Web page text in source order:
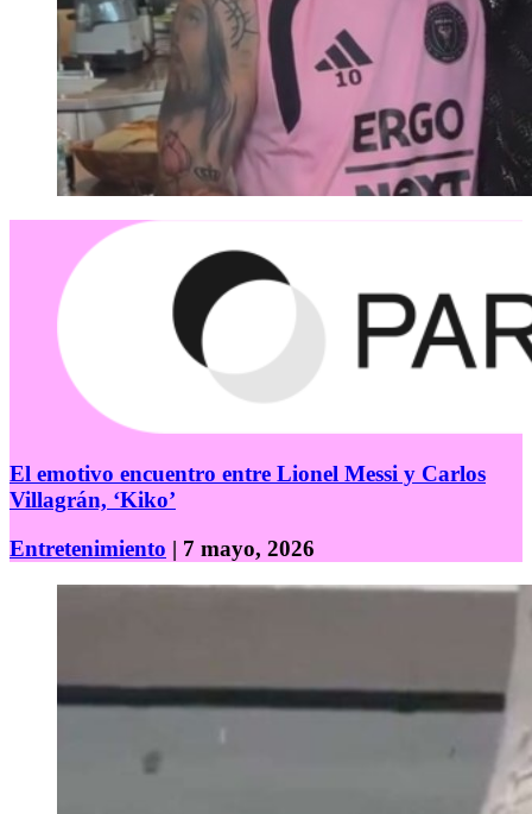
El emotivo encuentro entre Lionel Messi y Carlos
Villagrán, ‘Kiko’
Entretenimiento | 7 mayo, 2026